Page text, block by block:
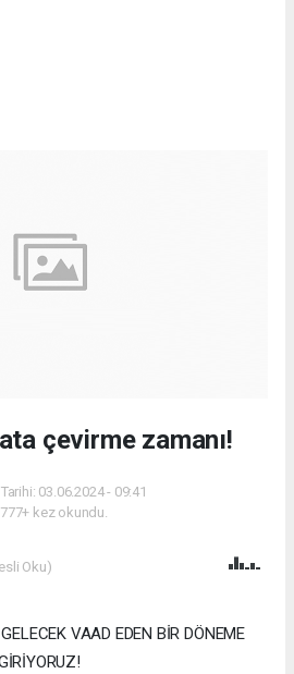
çevirme zamanı!
03.06.2024 - 09:41
kez okundu.
Oku)
VAAD EDEN BİR DÖNEME